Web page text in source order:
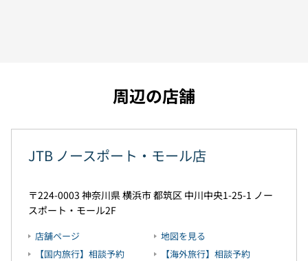
周辺の店舗
JTB ノースポート・モール店
224-0003 神奈川県横浜市都筑区 中川中央1-25-1 ノー
スポート・モール2F
店舗ページ
【国内旅行】相談予約
地図を見る
【海外旅行】相談予約